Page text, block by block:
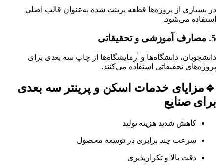
در بسیاری از پروژه‌ها قطعه پرینت شده به‌عنوان قالب اصلی
استفاده می‌شود.
5. مصارف آموزشی و تحقیقاتی
دانشجویان، دانشگاه‌ها و آزمایشگاه‌ها از چاپ سه‌ بعدی برای
پروژه‌های تحقیقاتی استفاده می‌کنند.
🔹مزایای خدمات اسکن و پرینتر سه‌ بعدی
برای صنایع
کاهش شدید هزینه تولید
سرعت چند برابری در توسعه محصول
دقت بالا و تکرارپذیری